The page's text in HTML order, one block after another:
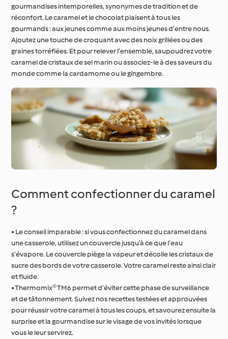
gourmandises intemporelles, synonymes de tradition et de
réconfort. Le caramel et le chocolat plaisent à tous les
gourmands : aux jeunes comme aux moins jeunes d’entre nous.
Ajoutez une touche de croquant avec des noix grillées ou des
graines torréfiées. Et pour relever l’ensemble, saupoudrez votre
caramel de cristaux de sel marin ou associez-le à des saveurs du
monde comme la cardamome ou le gingembre.
Comment confectionner du caramel
?
• Le conseil imparable : si vous confectionnez du caramel dans
une casserole, utilisez un couvercle jusqu’à ce que l’eau
s’évapore. Le couvercle piège la vapeur et décolle les cristaux de
sucre des bords de votre casserole. Votre caramel reste ainsi clair
et fluide.
• Thermomix® TM6 permet d’éviter cette phase de surveillance
et de tâtonnement. Suivez nos recettes testées et approuvées
pour réussir votre caramel à tous les coups, et savourez ensuite la
surprise et la gourmandise sur le visage de vos invités lorsque
vous le leur servirez.